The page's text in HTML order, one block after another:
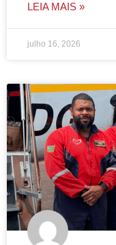
LEIA MAIS »
julho 16, 2026